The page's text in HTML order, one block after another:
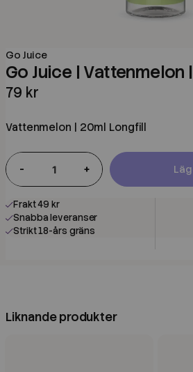
Go Juice
Go Juice | Vattenmelon
79 kr
Vattenmelon | 20ml Longfill
- +
Frakt 49 kr
Snabba leveranser
Strikt 18-års gräns
Liknande produkter